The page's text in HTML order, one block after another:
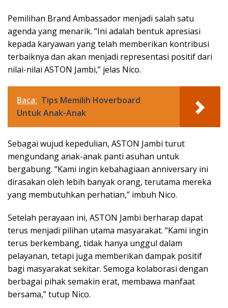
Pemilihan Brand Ambassador menjadi salah satu
agenda yang menarik. “Ini adalah bentuk apresiasi
kepada karyawan yang telah memberikan kontribusi
terbaiknya dan akan menjadi representasi positif dari
nilai-nilai ASTON Jambi,” jelas Nico.
Baca: Tips Memilih Hoverboard
Untuk Anak-Anak
Sebagai wujud kepedulian, ASTON Jambi turut
mengundang anak-anak panti asuhan untuk
bergabung. “Kami ingin kebahagiaan anniversary ini
dirasakan oleh lebih banyak orang, terutama mereka
yang membutuhkan perhatian,” imbuh Nico.
Setelah perayaan ini, ASTON Jambi berharap dapat
terus menjadi pilihan utama masyarakat. “Kami ingin
terus berkembang, tidak hanya unggul dalam
pelayanan, tetapi juga memberikan dampak positif
bagi masyarakat sekitar. Semoga kolaborasi dengan
berbagai pihak semakin erat, membawa manfaat
bersama,” tutup Nico.